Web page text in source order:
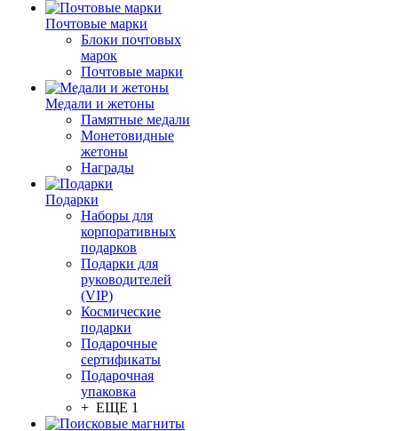
Почтовые марки
Блоки почтовых
марок
Почтовые марки
Медали и жетоны
Памятные медали
Монетовидные
жетоны
Награды
Подарки
Наборы для
корпоративных
подарков
Подарки для
руководителей
(VIP)
Космические
подарки
Подарочные
сертификаты
Подарочная
упаковка
+ ЕЩЕ 1